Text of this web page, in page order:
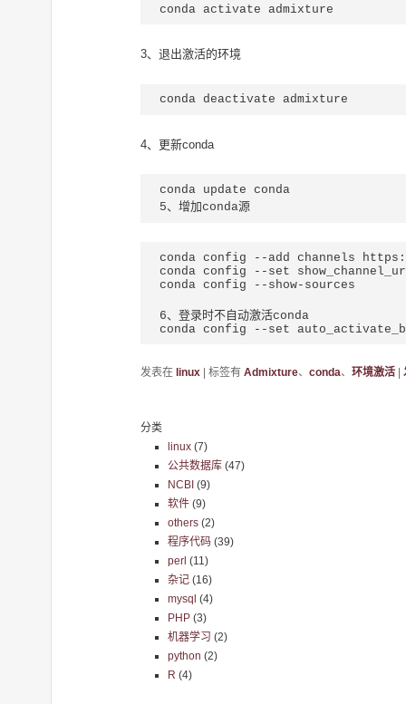
conda activate admixture
3、退出激活的环境
conda deactivate admixture
4、更新conda
conda update conda
5、增加conda源
conda config --add channels
conda config --set
conda config --show-sources
6、登录时不自动激活conda
conda config --set
发表在 linux | 标签有 Admixture、 conda、 环境激活 |
分类
linux(7)
公共数据库(47)
NCBI(9)
软件(9)
others(2)
程序代码(39)
perl (11)
杂记(16)
mysql (4)
PHP(3)
机器学习 (2)
python (2)
R (4)